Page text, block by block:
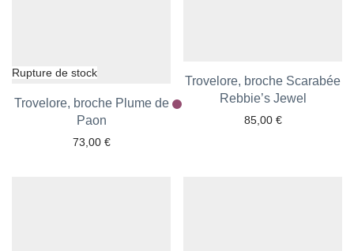
Trovelore, broche Plume de
Paon
73,00 €
Ajouter aux favoris
Trovelore, broche Scarabée
Rebbie’s Jewel
85,00 €
Ajouter aux favoris